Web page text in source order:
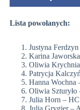
Lista powołanych:
Justyna
Karina
Oliwia
Patrycja
Hanna Wochna
Oliwia
Julia Horn –
Julia Grygier –